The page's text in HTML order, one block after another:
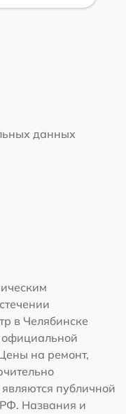
данных
в Челябинске
официальной
на ремонт,
публичной
РФ. Названия и